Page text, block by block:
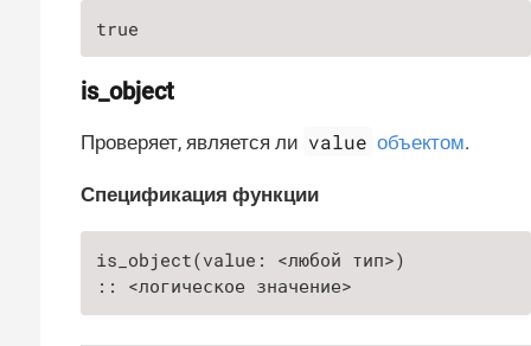
true
is_object
Проверяет, является ли value объектом.
Спецификация функции
is_object(value: <любой тип>)
:: <логическое значение>